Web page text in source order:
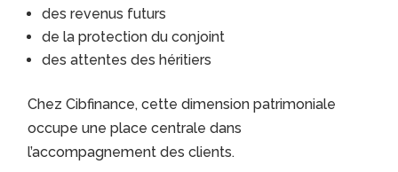
des revenus futurs
de la protection du conjoint
des attentes des héritiers
Chez Cibfinance, cette dimension patrimoniale
occupe une place centrale dans
l’accompagnement des clients.